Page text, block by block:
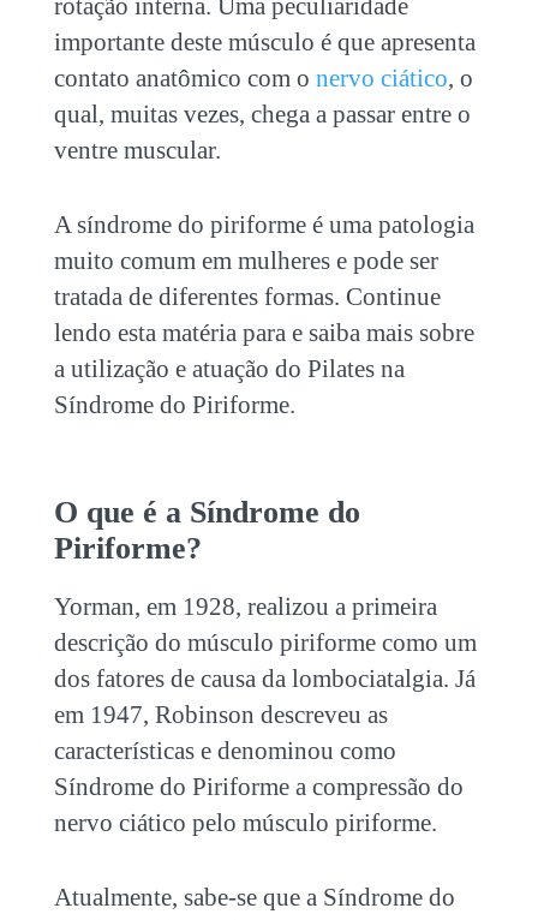
rotação interna. Uma peculiaridade
importante deste músculo é que apresenta
contato anatômico com o nervo ciático, o
qual, muitas vezes, chega a passar entre o
ventre muscular.
A síndrome do piriforme é uma patologia
muito comum em mulheres e pode ser
tratada de diferentes formas. Continue
lendo esta matéria para e saiba mais sobre
a utilização e atuação do Pilates na
Síndrome do Piriforme.
O que é a Síndrome do
Piriforme?
Yorman, em 1928, realizou a primeira
descrição do músculo piriforme como um
dos fatores de causa da lombociatalgia. Já
em 1947, Robinson descreveu as
características e denominou como
Síndrome do Piriforme a compressão do
nervo ciático pelo músculo piriforme.
Atualmente, sabe-se que a Síndrome do